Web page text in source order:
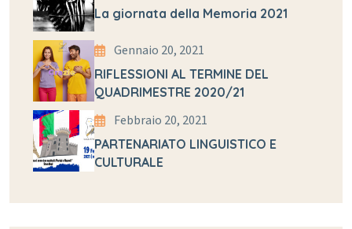
La giornata della Memoria 2021
Gennaio 20, 2021
RIFLESSIONI AL TERMINE DEL
QUADRIMESTRE 2020/21
Febbraio 20, 2021
PARTENARIATO LINGUISTICO E
CULTURALE